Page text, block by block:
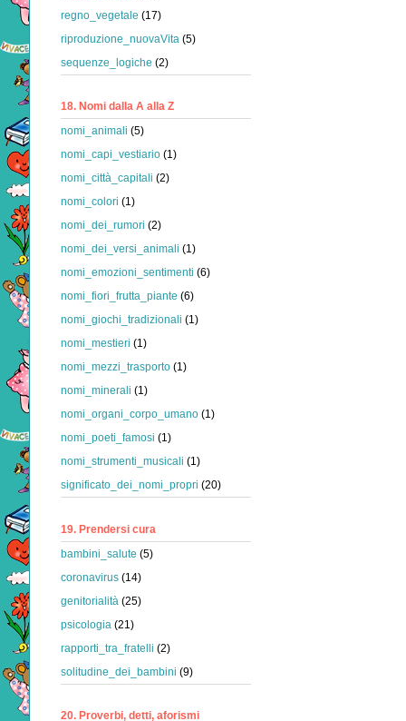
regno_vegetale (17)
riproduzione_nuovaVita (5)
sequenze_logiche (2)
18. Nomi dalla A alla Z
nomi_animali (5)
nomi_capi_vestiario (1)
nomi_città_capitali (2)
nomi_colori (1)
nomi_dei_rumori (2)
nomi_dei_versi_animali (1)
nomi_emozioni_sentimenti (6)
nomi_fiori_frutta_piante (6)
nomi_giochi_tradizionali (1)
nomi_mestieri (1)
nomi_mezzi_trasporto (1)
nomi_minerali (1)
nomi_organi_corpo_umano (1)
nomi_poeti_famosi (1)
nomi_strumenti_musicali (1)
significato_dei_nomi_propri (20)
19. Prendersi cura
bambini_salute (5)
coronavirus (14)
genitorialità (25)
psicologia (21)
rapporti_tra_fratelli (2)
solitudine_dei_bambini (9)
20. Proverbi, detti, aforismi